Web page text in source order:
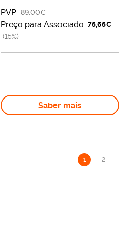
PVP 89,00€
Preço para Associado 75,65€
(15%)
Saber mais
1 2